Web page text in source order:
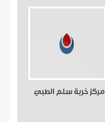
مركز خربة سلم الطبي